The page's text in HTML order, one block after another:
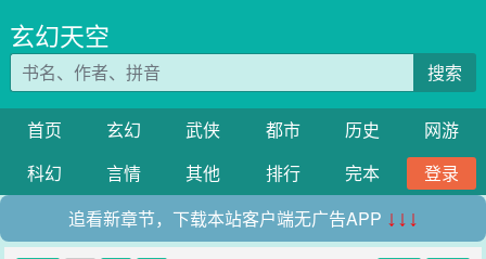
玄幻天空
搜索
首页 玄幻 武侠 都市 历史
网游
科幻
言情 其他 排行 完本
登录
追看新章节，下载本站客户端无广告APP ↓↓↓